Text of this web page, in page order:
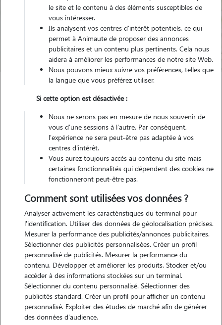
Pour quel animal ?
Trouver mon Pet Sitter
Caen
Nos familles d'accueil à Caen (14000)
le site et le contenu à des éléments susceptibles de
vous intéresser.
Ils analysent vos centres d'intérêt potentiels, ce qui
permet à Animaute de proposer des annonces
publicitaires et un contenu plus pertinents. Cela nous
aidera à améliorer les performances de notre site Web.
Nous pouvons mieux suivre vos préférences, telles que
la langue que vous préférez utiliser.
Si cette option est désactivée :
Nous ne serons pas en mesure de nous souvenir de
vous d'une sessions à l'autre. Par conséquent,
l'expérience ne sera peut-être pas adaptée à vos
centres d'intérêt.
Vous aurez toujours accès au contenu du site mais
certaines fonctionnalités qui dépendent des cookies ne
fonctionneront peut-être pas.
Comment sont utilisées vos données ?
Analyser activement les caractéristiques du terminal pour
l'identification. Utiliser des données de géolocalisation précises.
Mesurer la performance des publicités/annonces publicitaires.
Sélectionner des publicités personnalisées. Créer un profil
personnalisé de publicités. Mesurer la performance du
contenu. Développer et améliorer les produits. Stocker et/ou
accéder à des informations stockées sur un terminal.
Sélectionner du contenu personnalisé. Sélectionner des
publicités standard. Créer un profil pour afficher un contenu
personnalisé. Exploiter des études de marché afin de générer
des données d'audience.